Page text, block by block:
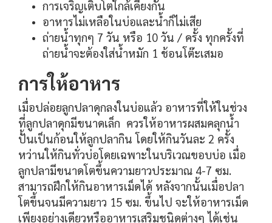
การเจริญเติบโตใกล้เคียงกัน
อาหารไม่เหลือในบ่อและน้ำก็ไม่เสีย
ถ่ายน้ำทุกๆ 7 วัน หรือ 10 วัน / ครั้ง ทุกครั้งที่
ถ่ายน้ำจะต้องใส่น้ำหมัก 1 ช้อนโต๊ะเสมอ
การให้อาหาร
เมื่อปล่อยลูกปลาดุกลงในบ่อแล้ว อาหารที่ให้ในช่วง
ที่ลูกปลาดุกมีขนาดเล็ก ควรให้อาหารผสมคลุกน้ำ
ปั้นเป็นก้อนให้ลูกปลากิน โดยให้กินวันละ 2 ครั้ง
หว่านให้กินทั่วบ่อโดยเฉพาะในบริเวณขอบบ่อ เมื่อ
ลูกปลามีขนาดโตขึ้นความยาวประมาณ 4-7 ซม.
สามารถฝึกให้กินอาหารเม็ดได้ หลังจากนั้นเมื่อปลา
โตขึ้นจนมีความยาว 15 ซม. ขึ้นไป จะให้อาหารเม็ด
เพียงอย่างเดียวหรืออาหารเสริมชนิดต่างๆ ได้เช่น